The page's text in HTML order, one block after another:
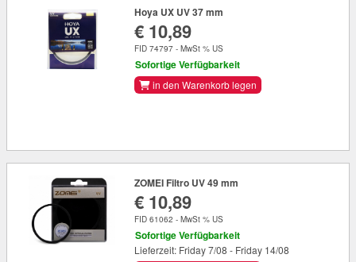
Hoya UX UV 37 mm
€ 10,89
FID 74797 - MwSt % US
Sofortige Verfügbarkeit
in den Warenkorb legen
ZOMEI Filtro UV 49 mm
€ 10,89
FID 61062 - MwSt % US
Sofortige Verfügbarkeit
Lieferzeit: Friday 7/08 - Friday 14/08